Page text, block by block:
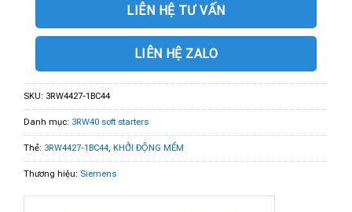
LIÊN HỆ TƯ VẤN
LIÊN HỆ ZALO
SKU: 3RW4427-1BC44
Danh mục: 3RW40 soft starters
Thẻ: 3RW4427-1BC44, KHỞI ĐỘNG MỀM
Thương hiệu: Siemens